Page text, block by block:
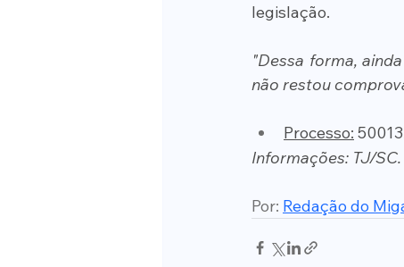
legislação.
"Dessa forma,
não restou
Processo:
Informações: TJ/SC.
Por: Redação do